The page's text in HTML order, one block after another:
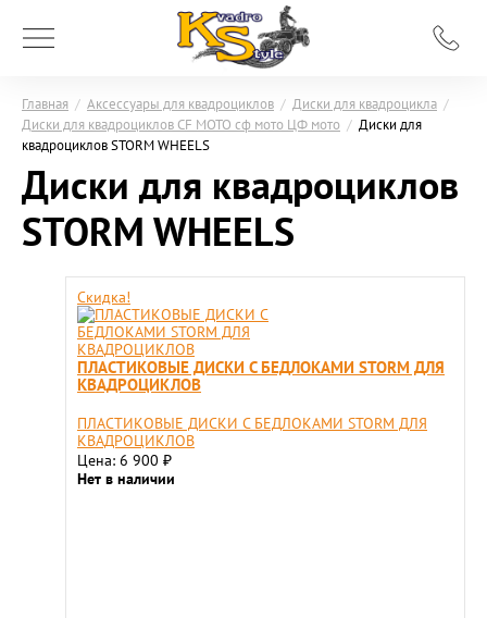
Главная / Аксессуары для квадроциклов / Диски для квадроцикла /
Диски для квадроциклов CF MOTO сф мото ЦФ мото / Диски для
квадроциклов STORM WHEELS
Диски для квадроциклов
STORM WHEELS
Скидка!
ПЛАСТИКОВЫЕ ДИСКИ С БЕДЛОКАМИ STORM ДЛЯ
КВАДРОЦИКЛОВ
ПЛАСТИКОВЫЕ ДИСКИ С БЕДЛОКАМИ STORM ДЛЯ
КВАДРОЦИКЛОВ
Цена: 6 900 ₽
Нет в наличии